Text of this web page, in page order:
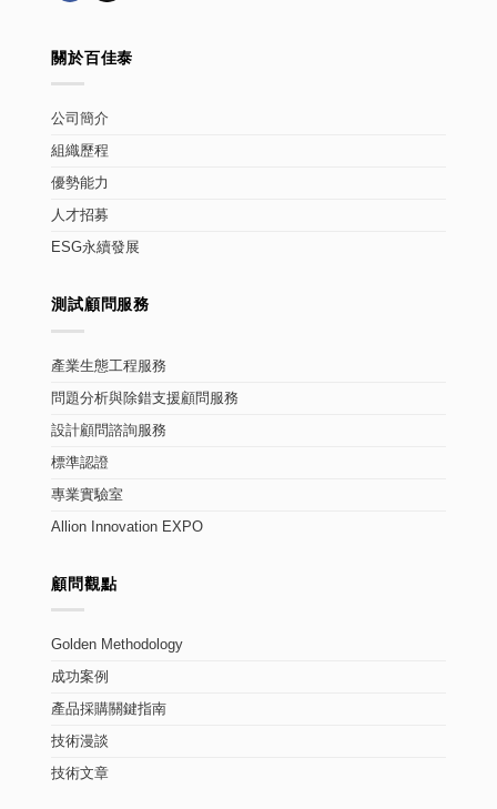
關於百佳泰
公司簡介
組織歷程
優勢能力
人才招募
ESG永續發展
測試顧問服務
產業生態工程服務
問題分析與除錯支援顧問服務
設計顧問諮詢服務
標準認證
專業實驗室
Allion Innovation EXPO
顧問觀點
Golden Methodology
成功案例
產品採購關鍵指南
技術漫談
技術文章